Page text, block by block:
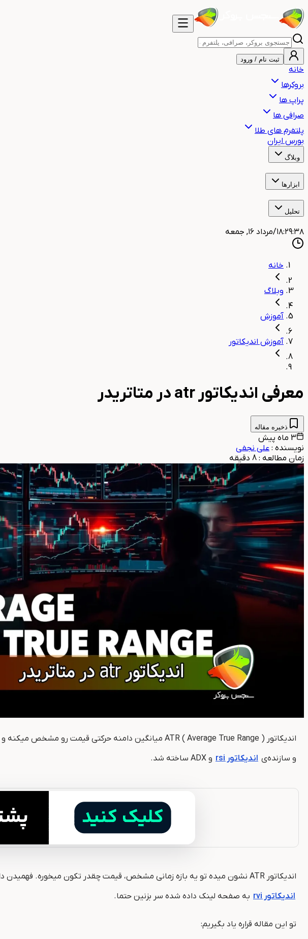
ثبت نام / ورود
خانه
بروکرها
پراپ ها
صرافی ها
پلتفرم های طلا
بورس ایران
وبلاگ
آموزشاخبارهشدار
ابزارها
ساعت بازارهای مالی جهان
تحلیل
تحلیل تکنیکال طلا
۱۸:۲۹:۳۹/مرداد ۱۶, جمعه
خانه
وبلاگ
آموزش
آموزش اندیکاتور
معرفی اندیکاتور atr در متاتریدر
ذخیره مقاله
3 ماه پیش
نویسنده : علی نجفی
زمان مطالعه :
8 دقیقه
اندیکاتور ATR ( Average True Range ) میانگین دامنه حرکتی قیمت رو مشخص میکنه و ابزاری برای سنجش نوسان بازاره و توسط زنده یاد جی.
و سازنده‌ی اندیکاتور rsi و ADX ساخته شد.
اندیکاتور ATR نشون میده تو یه بازه زمانی مشخص، قیمت چقدر تکون میخوره. فهمیدن دامنه نوسانات، یکی از کلید های اصلی مدیریت ریسک و پیدا کردن نقاط دقیق ورود و خروجه. برای آشنایی با
اندیکاتور rvi
به صفحه لینک داده شده سر بزنین حتما.
تو این مقاله قراره یاد بگیریم: